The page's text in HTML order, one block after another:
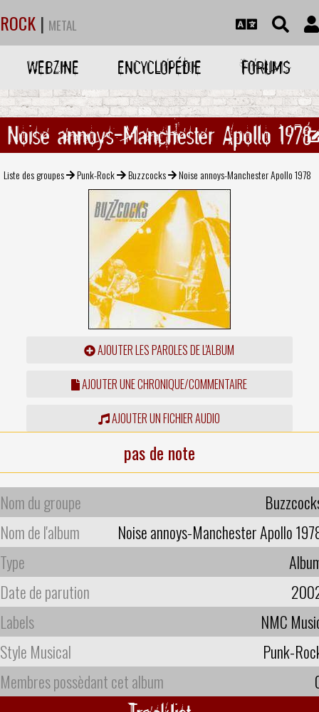
ROCK | METAL
WEBZINE ENCYCLOPÉDIE FORUMS
Noise annoys-Manchester Apollo 1978
Liste des groupes Punk-Rock Buzzcocks Noise annoys-Manchester Apollo 1978
AJOUTER LES PAROLES DE L'ALBUM
AJOUTER UNE CHRONIQUE/COMMENTAIRE
AJOUTER UN FICHIER AUDIO
pas de note
Nom du groupe
Nom de l'album
Noise annoys-Manchester Apollo
Type
Date de parution
Labels
NMC
Style Musical
Punk-
Membres possèdant cet album